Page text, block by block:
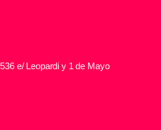
e/ Leopardi y 1 de Mayo